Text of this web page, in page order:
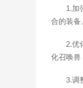
1.加
合的装备
2.优
化召唤兽
3.调